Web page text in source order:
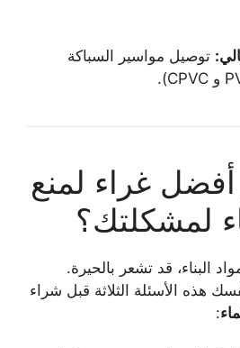
توصيل مواسير السباكة
غراء لمنع
لمشكلتك؟
البناء، قد تشعر بالحيرة.
هذه الأسئلة الثلاثة قبل شراء
: